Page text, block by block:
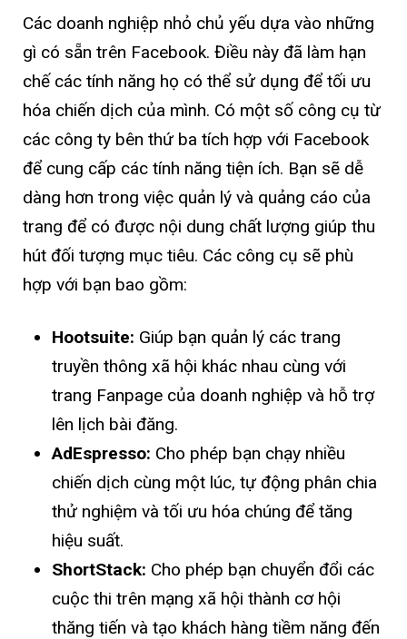
Các doanh nghiệp nhỏ chủ yếu dựa vào những
gì có sẵn trên Facebook. Điều này đã làm hạn
chế các tính năng họ có thể sử dụng để tối ưu
hóa chiến dịch của mình. Có một số công cụ từ
các công ty bên thứ ba tích hợp với Facebook
để cung cấp các tính năng tiện ích. Bạn sẽ dễ
dàng hơn trong việc quản lý và quảng cáo của
trang để có được nội dung chất lượng giúp thu
hút đối tượng mục tiêu. Các công cụ sẽ phù
hợp với bạn bao gồm:
Hootsuite: Giúp bạn quản lý các trang
truyền thông xã hội khác nhau cùng với
trang Fanpage của doanh nghiệp và hỗ trợ
lên lịch bài đăng.
AdEspresso: Cho phép bạn chạy nhiều
chiến dịch cùng một lúc, tự động phân chia
thử nghiệm và tối ưu hóa chúng để tăng
hiệu suất.
ShortStack: Cho phép bạn chuyển đổi các
cuộc thi trên mạng xã hội thành cơ hội
thăng tiến và tạo khách hàng tiềm năng đến